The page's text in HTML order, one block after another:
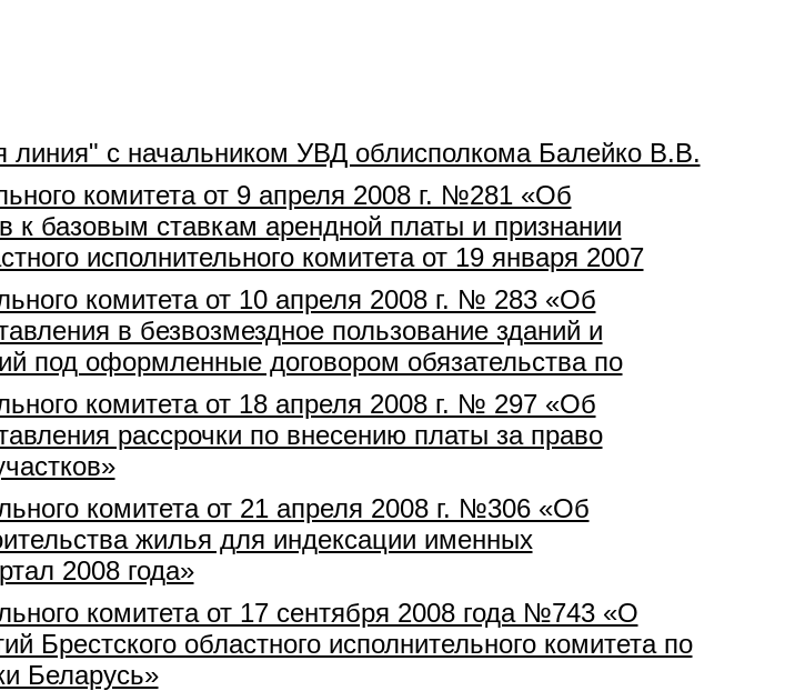
линия" с начальником УВД облисполкома Балейко В.В.
комитета от 9 апреля 2008 г. №281 «Об
базовым ставкам арендной платы и признании
исполнительного комитета от 19 января 2007
комитета от 10 апреля 2008 г. № 283 «Об
в безвозмездное пользование зданий и
под оформленные договором обязательства по
комитета от 18 апреля 2008 г. № 297 «Об
рассрочки по внесению платы за право
комитета от 21 апреля 2008 г. №306 «Об
жилья для индексации именных
2008 года»
комитета от 17 сентября 2008 года №743 «О
Брестского областного исполнительного комитета по
Беларусь»